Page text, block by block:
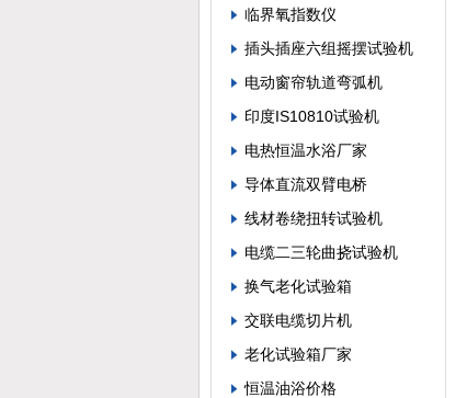
临界氧指数仪
插头插座六组摇摆试验机
电动窗帘轨道弯弧机
印度IS10810试验机
电热恒温水浴厂家
导体直流双臂电桥
线材卷绕扭转试验机
电缆二三轮曲挠试验机
换气老化试验箱
交联电缆切片机
老化试验箱厂家
恒温油浴价格